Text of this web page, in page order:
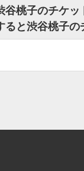
桃子のチケッ
ると渋谷桃子の